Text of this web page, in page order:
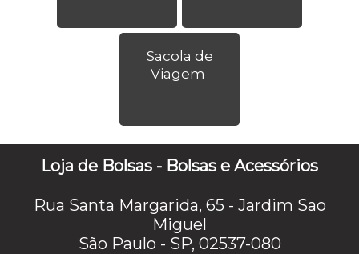
Sacola de
Viagem
Loja de Bolsas - Bolsas e Acessórios
Rua Santa Margarida, 65 - Jardim Sao
Miguel
São Paulo - SP, 02537-080